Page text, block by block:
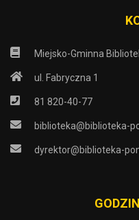
Miejsko-Gminna
ul. Fabryczna 1
81 820-40-77
biblioteka@biblioteka-
dyrektor@biblioteka-